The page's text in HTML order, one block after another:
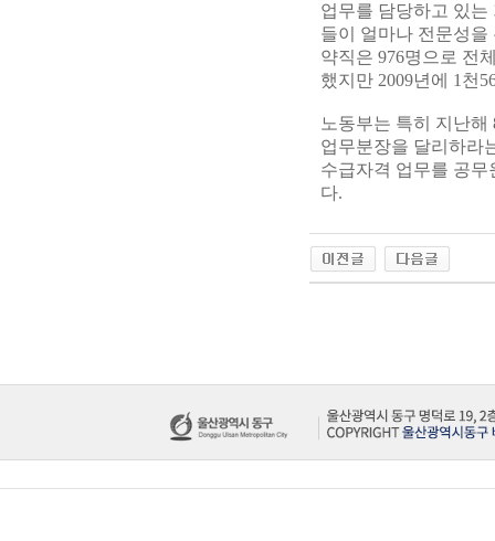
업무를 담당하고 있는
들이 얼마나 전문성
약직은 976명으로 전
했지만 2009년에 1천
노동부는 특히 지난
업무분장을 달리하라
수급자격 업무를 공
다.